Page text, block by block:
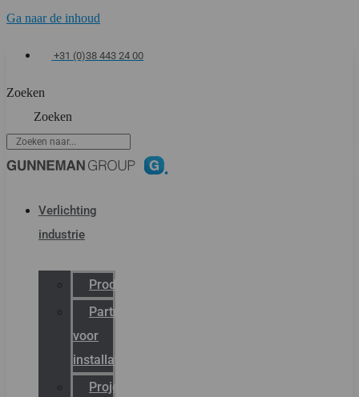
Ga naar de inhoud
+31 (0)38 443 24 00
Zoeken
Zoeken
Verlichting
industrie
Productcatalogus
Partner
voor
installateurs
Projectreferenties